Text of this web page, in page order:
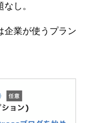
し。
企業が使うプラン